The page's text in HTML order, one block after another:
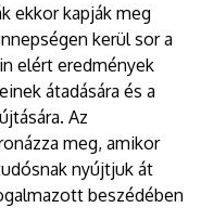
ekkor kapják meg
kerül sor a
elért eredmények
átadására és a
Az
meg, amikor
nyújtjuk át
beszédében